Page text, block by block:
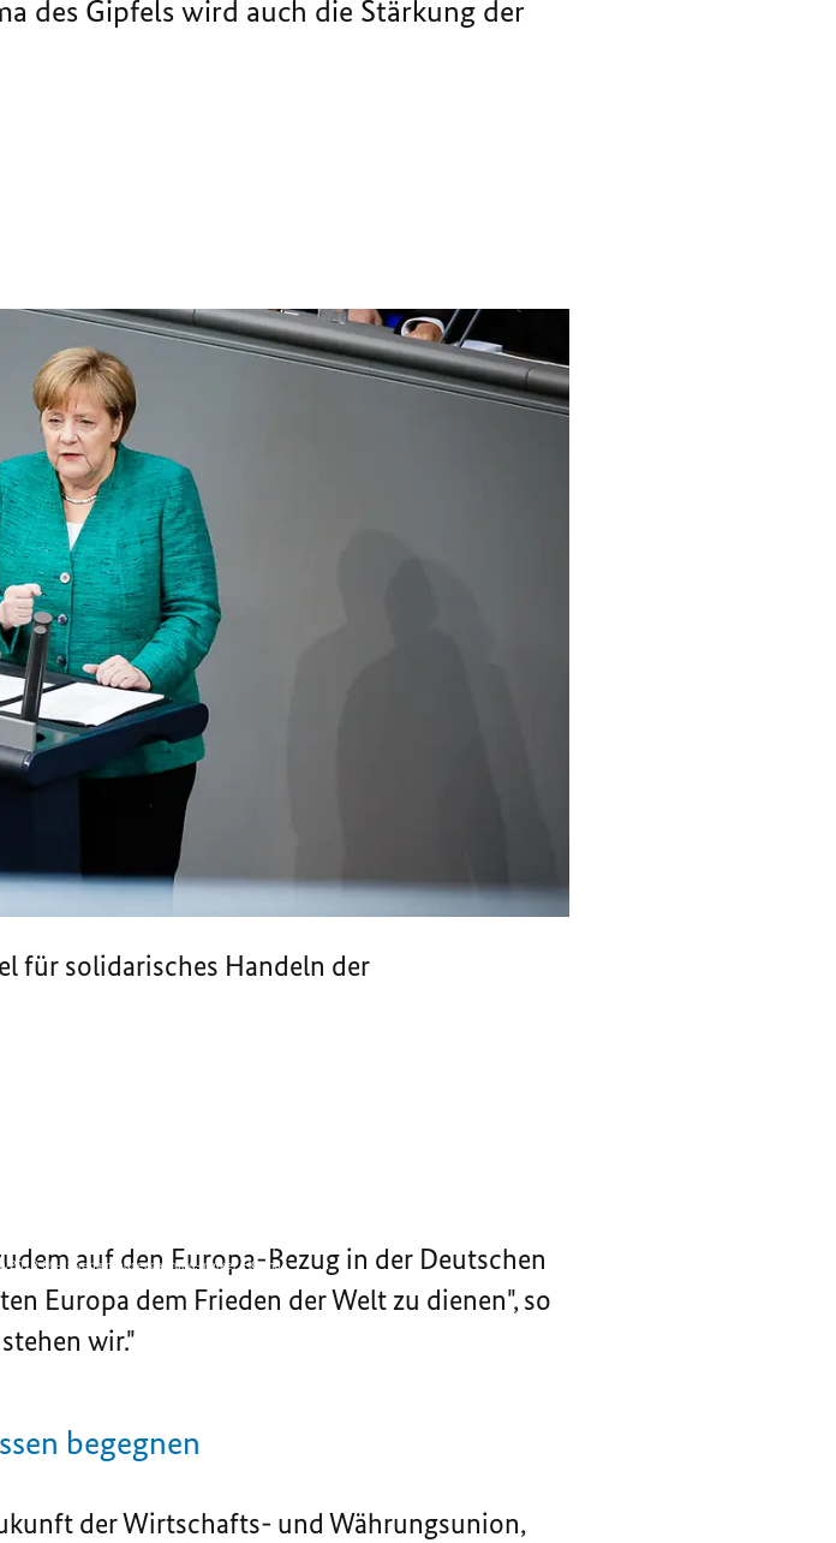
des Gipfels wird auch die Stärkung der
für solidarisches Handeln der
not found
06-28-regierungserklaerung-merkel_LQ.mp4
06-28-regierungserklaerung-merkel_HQ.mp4
auf den Europa-Bezug in der Deutschen
Europa dem Frieden der Welt zu dienen", so
wir."
begegnen
der Wirtschafts- und Währungsunion,